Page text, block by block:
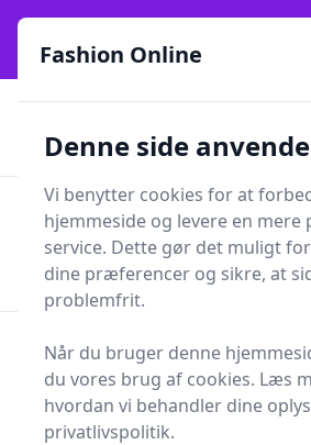
Fashion Online - Din genvej til stil,
online siden 2017
Lynhurtig levering ⭐⭐⭐⭐⭐✨981
Søg
Forside
Bukser og tilbehør
Bukser og tilbehør
Fashion Online
Denne side
Vi benytter cookies for at
hjemmeside og levere en mere
service. Dette gør det muligt
dine præferencer og sikre, at
problemfrit.
Når du bruger denne
du vores brug af cookies. Læs
hvordan vi behandler dine
privatlivspolitik.